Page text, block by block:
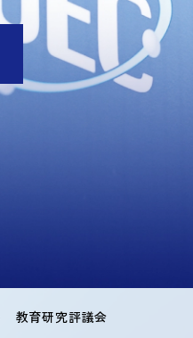
教育研究評議会